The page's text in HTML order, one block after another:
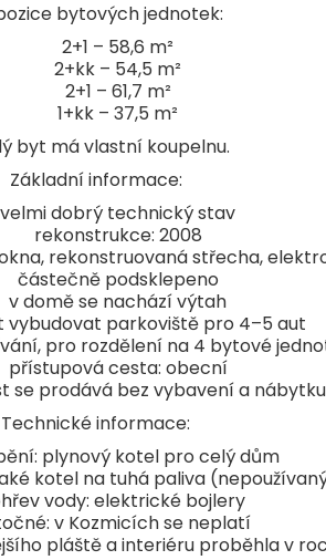
bytových jednotek:
2+1 – 58,6 m²
2+kk – 54,5 m²
2+1 – 61,7 m²
1+kk – 37,5 m²
byt má vlastní koupelnu.
Základní informace:
velmi dobrý technický stav
rekonstrukce: 2008
rekonstruovaná střecha,
částečně podsklepeno
v domě se nachází výtah
vybudovat parkoviště pro 4–5 aut
pro rozdělení na 4 bytové
přístupová cesta: obecní
se prodává bez vybavení a nábytku
Technické informace:
plynový kotel pro celý dům
kotel na tuhá paliva
vody: elektrické bojlery
v Kozmicích se neplatí
pláště a interiéru proběhla v